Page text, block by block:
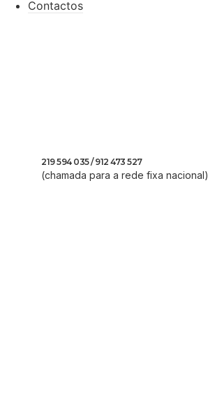
Contactos
219 594 035 / 912 473 527
(chamada para a rede fixa nacional)